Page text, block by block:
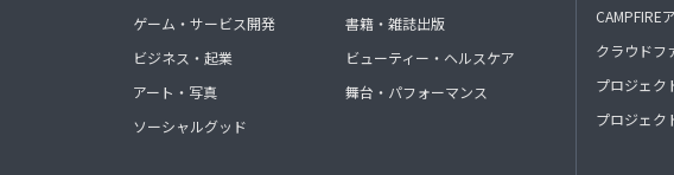
ゲーム・サービス開発
ビジネス・起業
アート・写真
ソーシャルグッド
書籍・雑誌出版
ビューティー・ヘルスケア
舞台・パフォーマンス
CAMPFIRE
クラウドフ
プロジェク
プロジェク